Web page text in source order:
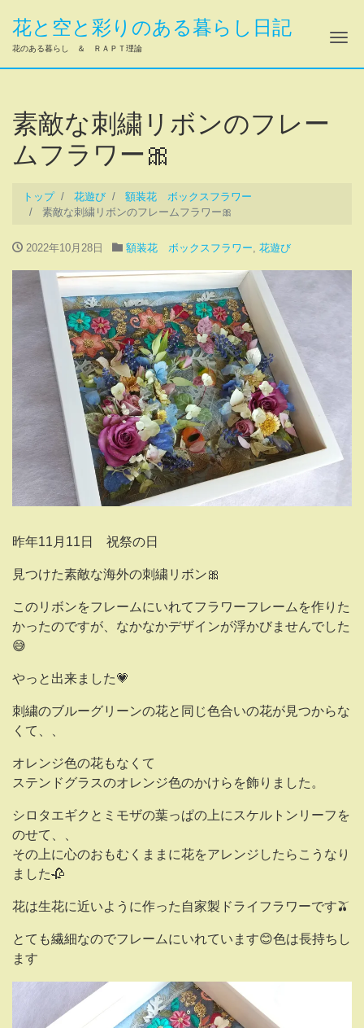
花と空と彩りのある暮らし日記
花のある暮らし ＆ ＲＡＰＴ理論 ナ
素敵な刺繍リボンのフレー
ムフラワー🎀
トップ 花遊び
額装花 ボックスフラワー
素敵な刺繍リボンのフレームフラワー🎀
2022年10月28日 額装花 ボックスフラワー, 花遊び
昨年11月11日 祝祭の日
見つけた素敵な海外の刺繍リボン🎀
このリボンをフレームにいれてフラワーフレームを作りた
かったのですが、なかなかデザインが浮かびませんでした
😅
やっと出来ました💗
刺繍のブルーグリーンの花と同じ色合いの花が見つからな
くて、、
オレンジ色の花もなくて
ステンドグラスのオレンジ色のかけらを飾りました。
シロタエギクとミモザの葉っぱの上にスケルトンリーフを
のせて、、
その上に心のおもむくままに花をアレンジしたらこうなり
ました🥀
花は生花に近いように作った自家製ドライフラワーです🫒
とても繊細なのでフレームにいれています😊色は長持ちし
ます